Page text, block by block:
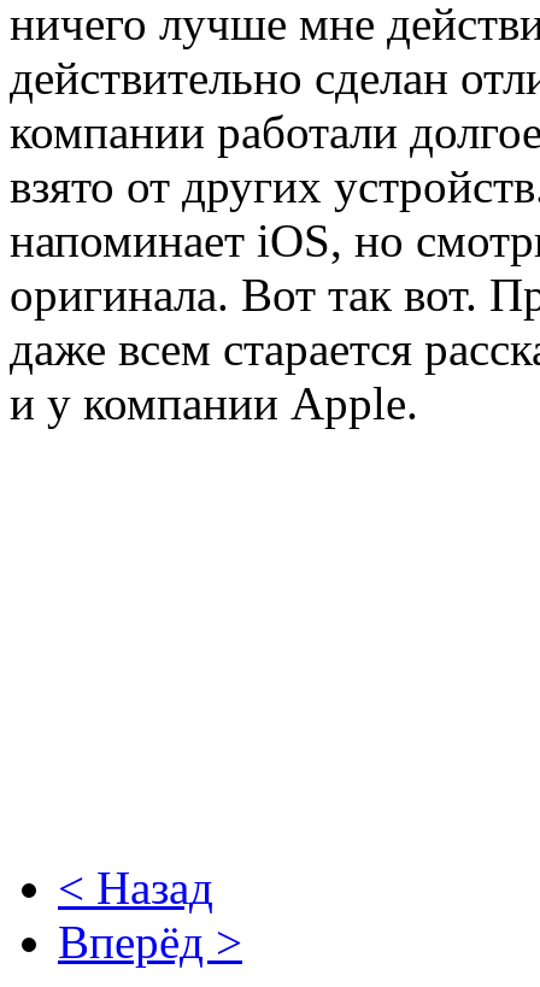
ничего лучше мне
действительно сделан
компании работали
взято от других
напоминает iOS, но
оригинала. Вот так вот.
даже всем старается
и у компании Apple.
< Назад
Вперёд >